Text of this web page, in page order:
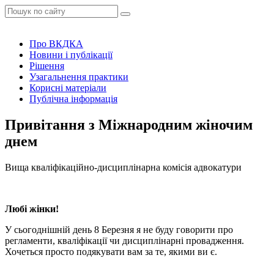
Про ВКДКА
Новини і публікації
Рішення
Узагальнення практики
Корисні матеріали
Публічна інформація
Привітання з Міжнародним жіночим
днем
Вища кваліфікаційно-дисциплінарна комісія адвокатури
Любі жінки!
У сьогоднішній день 8 Березня я не буду говорити про
регламенти, кваліфікації чи дисциплінарні провадження.
Хочеться просто подякувати вам за те, якими ви є.